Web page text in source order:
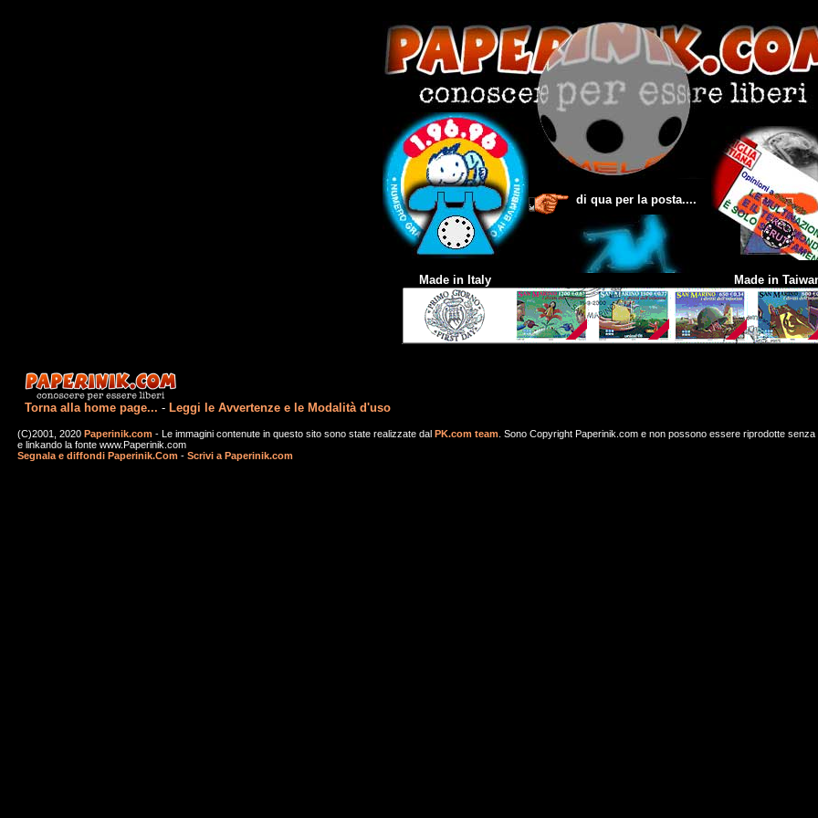
di qua per la posta....
Made in Italy Made in
Torna alla home page... - Leggi le Avvertenze e le Modalità d'uso
(C)2001, 2020Paperinik.com - Le immagini contenute in questo sito sono state realizzate dal PK.com team . Sono Copyright Paperinik.com e non possono essere riprodotte
e linkando la fonte www.Paperinik.com
Segnala e diffondi Paperinik.Com -Scrivi a Paperinik.com